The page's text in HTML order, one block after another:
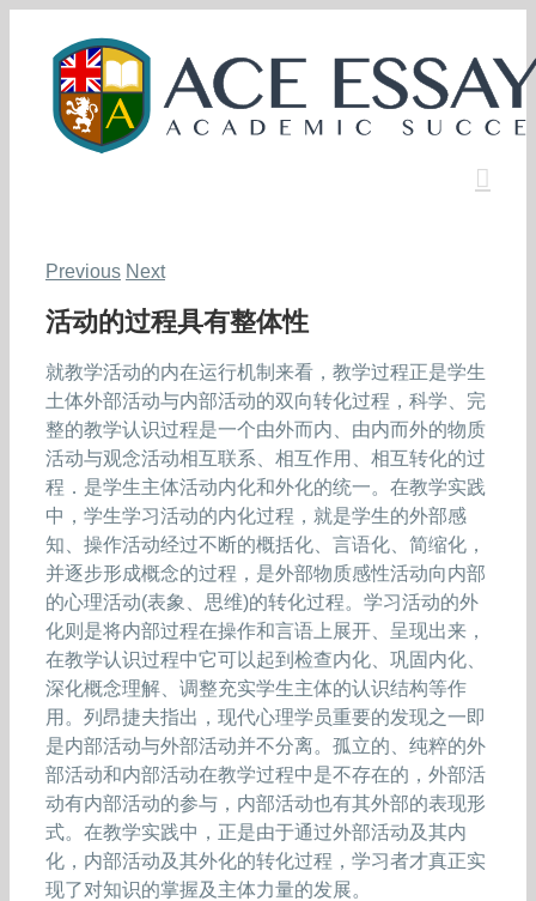
content
Previous Next
活动的过程具有整体性
就教学活动的内在运行机制来看，教学过程正是学生
土体外部活动与内部活动的双向转化过程，科学、完
整的教学认识过程是一个由外而内、由内而外的物质
活动与观念活动相互联系、相互作用、相互转化的过
程．是学生主体活动内化和外化的统一。在教学实践
中，学生学习活动的内化过程，就是学生的外部感
知、操作活动经过不断的概括化、言语化、简缩化，
并逐步形成概念的过程，是外部物质感性活动向内部
的心理活动(表象、思维)的转化过程。学习活动的外
化则是将内部过程在操作和言语上展开、呈现出来，
在教学认识过程中它可以起到检查内化、巩固内化、
深化概念理解、调整充实学生主体的认识结构等作
用。列昂捷夫指出，现代心理学员重要的发现之一即
是内部活动与外部活动并不分离。孤立的、纯粹的外
部活动和内部活动在教学过程中是不存在的，外部活
动有内部活动的参与，内部活动也有其外部的表现形
式。在教学实践中，正是由于通过外部活动及其内
化，内部活动及其外化的转化过程，学习者才真正实
现了对知识的掌握及主体力量的发展。